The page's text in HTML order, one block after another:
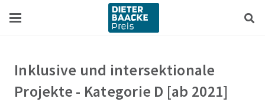
Inhalt
Navigation
Inklusive und intersektionale
Projekte - Kategorie D [ab 2021]